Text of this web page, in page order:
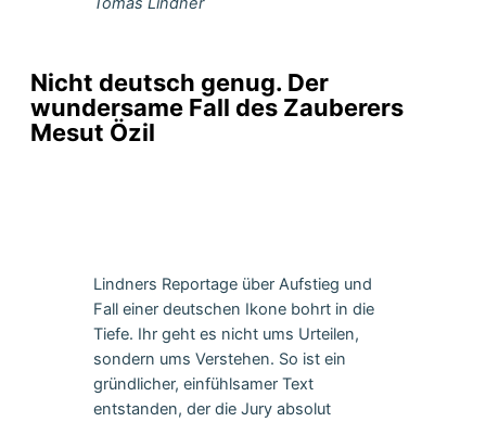
Nicht deutsch genug. Der
wundersame Fall des Zauberers
Mesut Özil
Lindners Reportage über Aufstieg und
Fall einer deutschen Ikone bohrt in die
Tiefe. Ihr geht es nicht ums Urteilen,
sondern ums Verstehen. So ist ein
gründlicher, einfühlsamer Text
entstanden, der die Jury absolut